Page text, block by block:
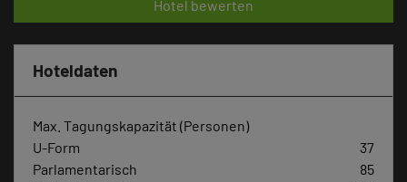
Hotel bewerten
Hoteldaten
Max. Tagungskapazität (Personen)
U-Form
37
Parlamentarisch
85